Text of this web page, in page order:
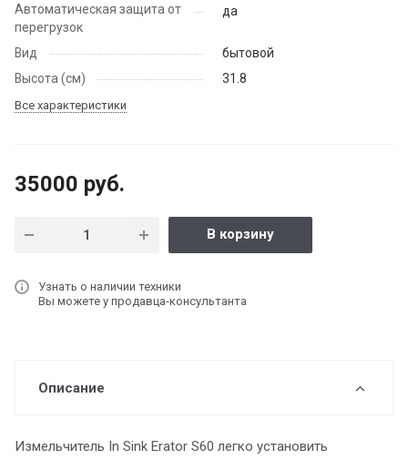
Автоматическая защита от
перегрузок
да
Вид
бытовой
Высота (см)
31.8
Все характеристики
35000 руб.
В корзину
Узнать о наличии техники
Вы можете у продавца-консультанта
Описание
Измельчитель In Sink Erator S60 легко установить